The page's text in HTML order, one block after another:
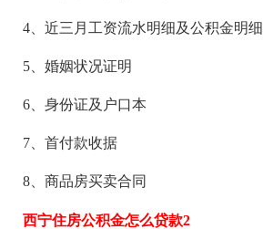
4、近三月工资流水明细及公积金明细
5、婚姻状况证明
6、身份证及户口本
7、首付款收据
8、商品房买卖合同
西宁住房公积金怎么贷款2